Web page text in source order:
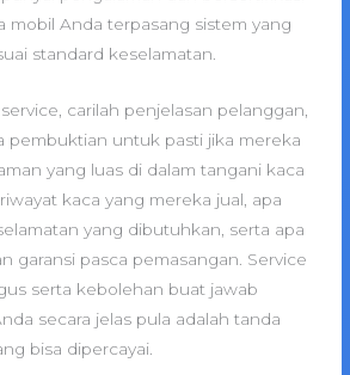
mobil Anda terpasang sistem yang
standard keselamatan.
carilah penjelasan pelanggan,
pembuktian untuk pasti jika mereka
yang luas di dalam tangani kaca
kaca yang mereka jual, apa
yang dibutuhkan, serta apa
garansi pasca pemasangan. Service
serta kebolehan buat jawab
secara jelas pula adalah tanda
bisa dipercayai.